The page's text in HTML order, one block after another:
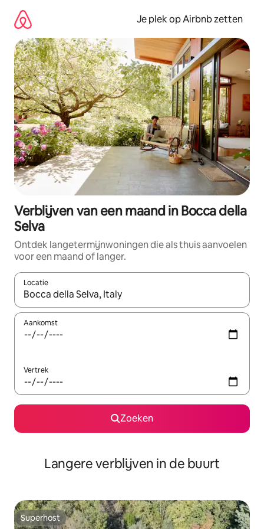
direct
naar
inhoud
Je plek op Airbnb zetten
Verblijven van een maand in Bocca della
Selva
Ontdek langetermijnwoningen die als thuis aanvoelen
voor een maand of langer.
Locatie
Wanneer er resultaten beschikbaar zijn, maak je een keuze
Aankomst
Vertrek
Zoeken
Langere verblijven in de buurt
Superhost
Superhost